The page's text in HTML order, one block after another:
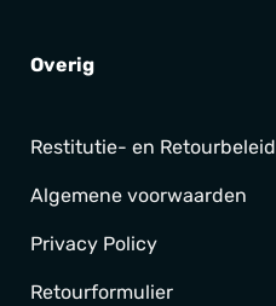
Overig
Restitutie- en Retourbeleid
Algemene voorwaarden
Privacy Policy
Retourformulier